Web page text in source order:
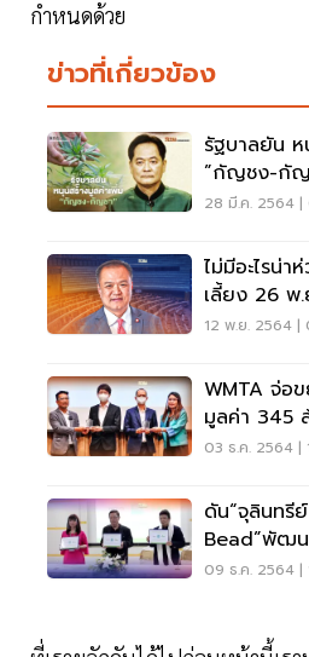
กำหนดด้วย
ข่าวที่เกี่ยวข้อง
รัฐบาลยัน ห
”กัญชง-กัญ
28 มี.ค. 2564 |
ไม่มีอะไรน่า
เลี้ยง 26 พ.
12 พ.ย. 2564 |
WMTA จ่อ
มูลค่า 345 ล้านบาท ครบ100 แห่ง
ใน 2 ปี
03 ธ.ค. 2564 |
ดัน“จุลินทรี
Bead”พัฒ
กัญชา
09 ธ.ค. 2564 |